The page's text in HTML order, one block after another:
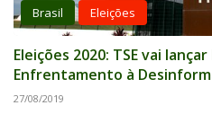
Brasil Eleições
Eleições 2020: TSE vai
Enfrentamento à
27/08/2019